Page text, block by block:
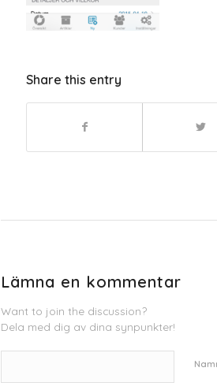
Share this entry
Lämna en kommentar
Want to join the discussion?
Dela med dig av dina synpunkter!